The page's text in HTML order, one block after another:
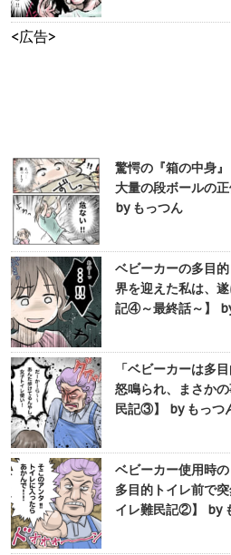
<広告>
驚愕の『箱の中身
大量の段ボールの
by もっつん
ベビーカーの多目
界を迎えた私は、
記④～最終話～】
「ベビーカーは多
怒鳴られ、まさか
民記③】 by もっつ
ベビーカー使用時
多目的トイレ前で
イレ難民記②】 by